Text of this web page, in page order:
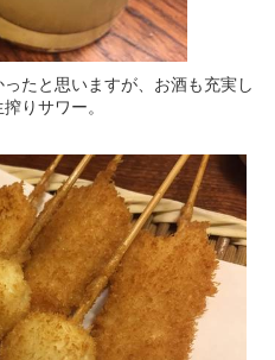
たと思いますが、お酒も充実し
りサワー。